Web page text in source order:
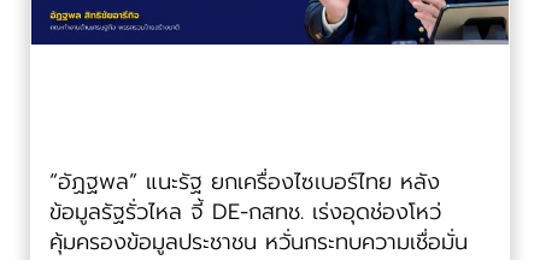
“อัฏฐพล” แนะรัฐ ยกเครื่องไซเบอร์ไทย หลัง
ข้อมูลรัฐรั่วไหล จี้ DE-กสทช. เร่งอุดช่องโหว่
คุ้มครองข้อมูลประชาชน หวั่นกระทบความเชื่อมั่น